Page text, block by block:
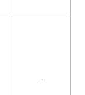
-